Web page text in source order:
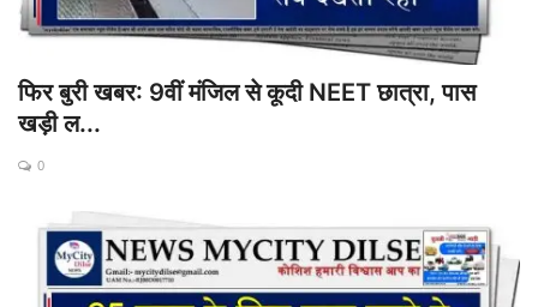
फिर बुरी खबर: 9वीं मंजिल से कूदी NEET छात्रा, पास
खड़ी ल...
0